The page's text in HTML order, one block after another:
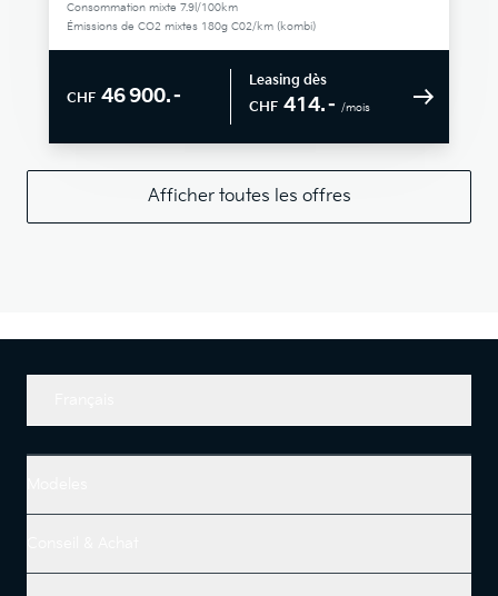
Consommation mixte 7.9l/100km
Émissions de CO2 mixtes 180g C02/km (kombi)
CHF 46 900.–
Leasing dès
CHF 414.– /mois
Afficher toutes les offres